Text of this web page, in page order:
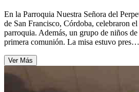
En la Parroquia Nuestra Señora del
de San Francisco, Córdoba, celebraron
parroquia. Además, un grupo de niños
primera comunión. La misa estuvo pres…
Ver Más